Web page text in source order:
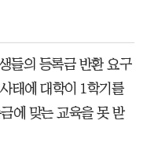
들의 등록금 반환 요구
태에 대학이 1학기를
에 맞는 교육을 못 받